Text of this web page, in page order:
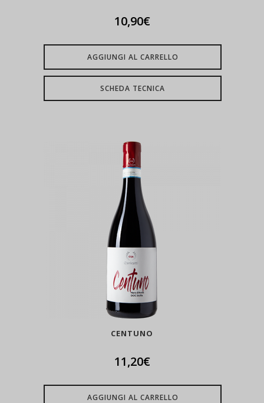
10,90€
AGGIUNGI AL CARRELLO
SCHEDA TECNICA
CENTUNO
11,20€
AGGIUNGI AL CARRELLO